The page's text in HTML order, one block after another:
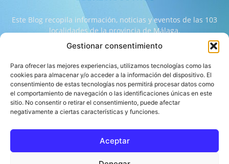
Gestionar consentimiento
Para ofrecer las mejores experiencias, utilizamos tecnologías como las
cookies para almacenar y/o acceder a la información del dispositivo. El
consentimiento de estas tecnologías nos permitirá procesar datos como
el comportamiento de navegación o las identificaciones únicas en este
sitio. No consentir o retirar el consentimiento, puede afectar
negativamente a ciertas características y funciones.
Aceptar
Este Blog recopila información, noticias y eventos de las 103
localidades de la provincia de Málaga.
Contáctanos: info@103malaga.com
SÍGUENOS
Equipo de 103 Málaga